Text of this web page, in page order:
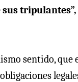
tripulantes”,
sentido, que